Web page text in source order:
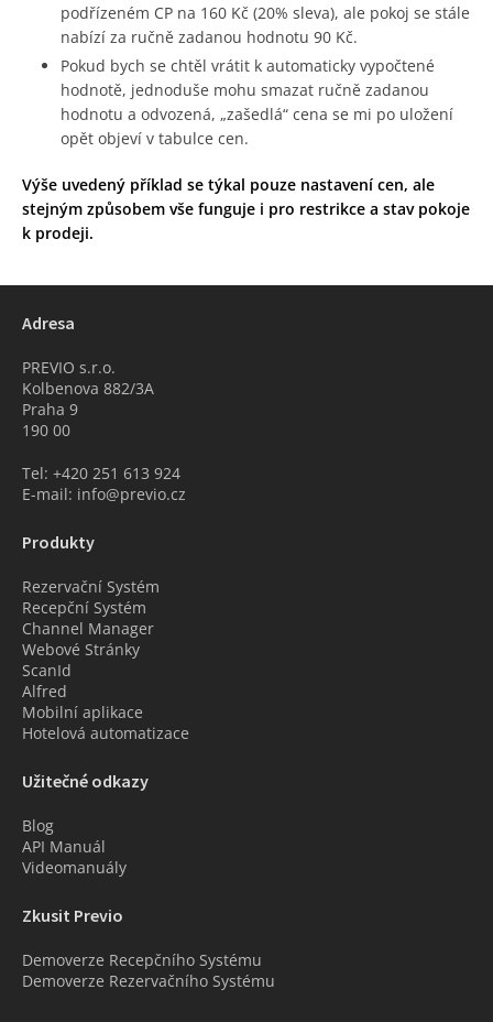
podřízeném CP na 160 Kč (20% sleva), ale pokoj se stále
nabízí za ručně zadanou hodnotu 90 Kč.
Pokud bych se chtěl vrátit k automaticky vypočtené
hodnotě, jednoduše mohu smazat ručně zadanou
hodnotu a odvozená, „zašedlá“ cena se mi po uložení
opět objeví v tabulce cen.
Výše uvedený příklad se týkal pouze nastavení cen, ale
stejným způsobem vše funguje i pro restrikce a stav pokoje
k prodeji.
Adresa
PREVIO s.r.o.
Kolbenova 882/3A
Praha 9
190 00
Tel: +420 251 613 924
E-mail: info@previo.cz
Produkty
Rezervační Systém
Recepční Systém
Channel Manager
Webové Stránky
ScanId
Alfred
Mobilní aplikace
Hotelová automatizace
Užitečné odkazy
Blog
API Manuál
Videomanuály
Zkusit Previo
Demoverze Recepčního Systému
Demoverze Rezervačního Systému